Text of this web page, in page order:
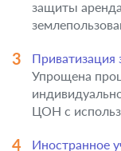
защиты
Приватизация
Упрощена
ЦОН с
Иностранное